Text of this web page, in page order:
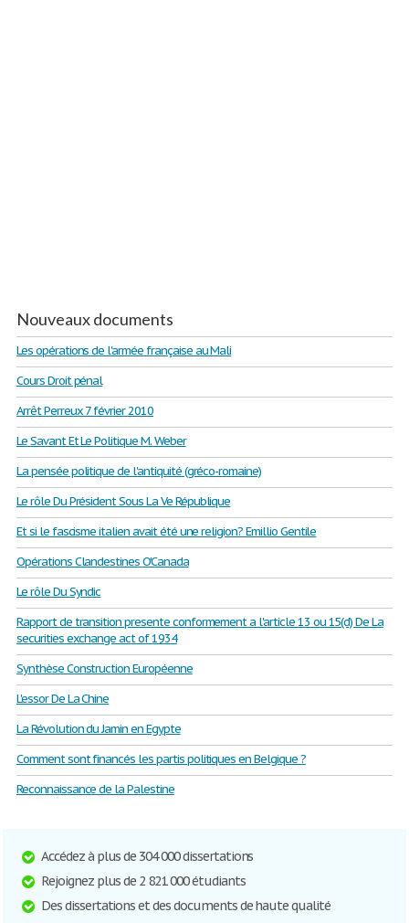
Nouveaux documents
Les opérations de l'armée française au Mali
Cours Droit pénal
Arrêt Perreux 7 février 2010
Le Savant Et Le Politique M. Weber
La pensée politique de l'antiquité (gréco-romaine)
Le rôle Du Président Sous La Ve République
Et si le fascisme italien avait été une religion? Emillio Gentile
Opérations Clandestines O'Canada
Le rôle Du Syndic
Rapport de transition presente conformement a l'article 13 ou 15(d) De La
securities exchange act of 1934
Synthèse Construction Européenne
L'essor De La Chine
La Révolution du Jamin en Egypte
Comment sont financés les partis politiques en Belgique ?
Reconnaissance de la Palestine
Accédez à plus de 304 000 dissertations
Rejoignez plus de 2 821 000 étudiants
Des dissertations et des documents de haute qualité